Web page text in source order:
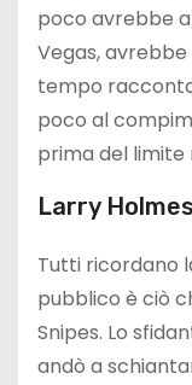
poco avrebbe
Vegas,
tempo
poco al
prima del limite
Larry
Tutti ricordano
pubblico è ciò
Snipes. Lo
andò a